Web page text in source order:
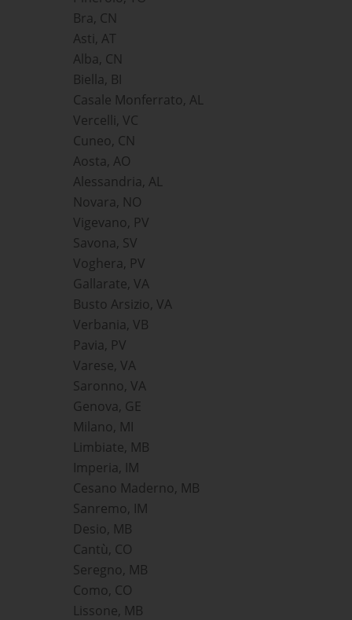
Bra, CN
Asti, AT
Alba, CN
Biella, BI
Casale Monferrato, AL
Vercelli, VC
Cuneo, CN
Aosta, AO
Alessandria, AL
Novara, NO
Vigevano, PV
Savona, SV
Voghera, PV
Gallarate, VA
Busto Arsizio, VA
Verbania, VB
Pavia, PV
Varese, VA
Saronno, VA
Genova, GE
Milano, MI
Limbiate, MB
Imperia, IM
Cesano Maderno, MB
Sanremo, IM
Desio, MB
Cantù, CO
Seregno, MB
Como, CO
Lissone, MB